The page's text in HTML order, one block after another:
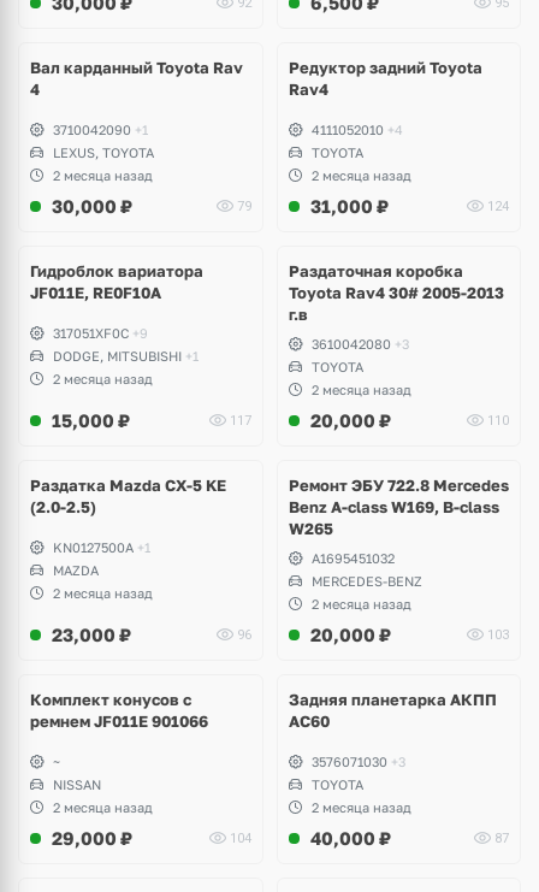
Вал карданный Toyota Rav
4
3710042090 +1
LEXUS, TOYOTA
2 месяца назад
30,000 ₽ 79
Редуктор задний Toyota
Rav4
4111052010 +4
TOYOTA
2 месяца назад
31,000 ₽ 124
Гидроблок вариатора
JF011E, RE0F10A
317051XF0C +9
DODGE, MITSUBISHI +1
2 месяца назад
15,000 ₽ 117
Раздаточная коробка
Toyota Rav4 30# 2005-2013
г.в
3610042080 +3
TOYOTA
2 месяца назад
20,000 ₽ 110
Раздатка Mazda CX-5 KE
(2.0-2.5)
KN0127500A +1
MAZDA
2 месяца назад
23,000 ₽ 96
Ремонт ЭБУ 722.8 Mercedes
Benz A-class W169, B-class
W265
A1695451032
MERCEDES-BENZ
2 месяца назад
20,000 ₽ 103
Комплект конусов с
ремнем JF011E 901066
~
NISSAN
2 месяца назад
29,000 ₽ 104
Задняя планетарка АКПП
AC60
3576071030 +3
TOYOTA
2 месяца назад
40,000 ₽ 87